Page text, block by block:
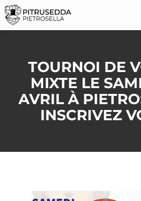
TOURNOI DE
MIXTE LE
AVRIL À
INSCRIVEZ